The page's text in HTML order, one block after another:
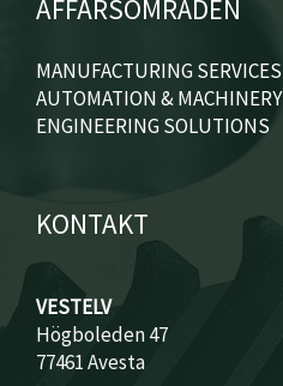
AFFÄRSOMRÅDEN
MANUFACTURING SERVICES
AUTOMATION & MACHINERY
ENGINEERING SOLUTIONS
KONTAKT
VESTELV
Högboleden 47
77461 Avesta